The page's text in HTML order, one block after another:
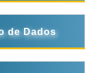
de Dados